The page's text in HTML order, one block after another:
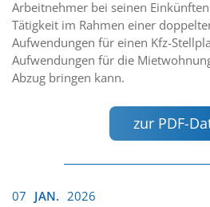
Arbeitnehmer bei seinen
Tätigkeit im Rahmen einer
Aufwendungen für einen Kfz-
Aufwendungen für die
Abzug bringen kann.
zur PDF-
07 JAN. 2026